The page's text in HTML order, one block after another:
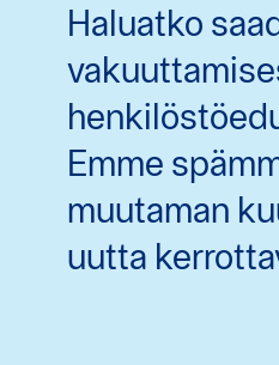
Haluatko
Emme
muutaman
uutta